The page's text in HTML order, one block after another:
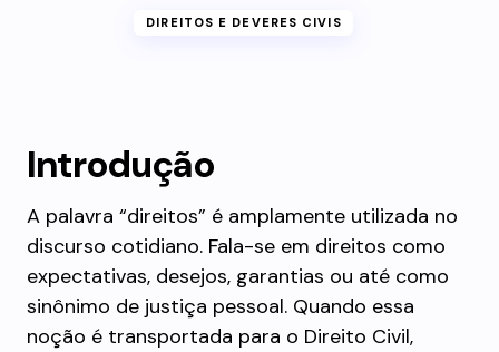
DIREITOS E DEVERES CIVIS
Introdução
A palavra “direitos” é amplamente utilizada no
discurso cotidiano. Fala-se em direitos como
expectativas, desejos, garantias ou até como
sinônimo de justiça pessoal. Quando essa
noção é transportada para o Direito Civil,